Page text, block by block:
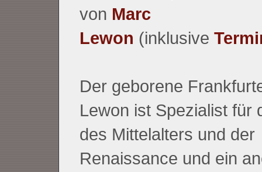
von Marc
Lewon (inklusive
Der geborene
Lewon ist Spezialist für
des Mittelalters und der
Renaissance und ein